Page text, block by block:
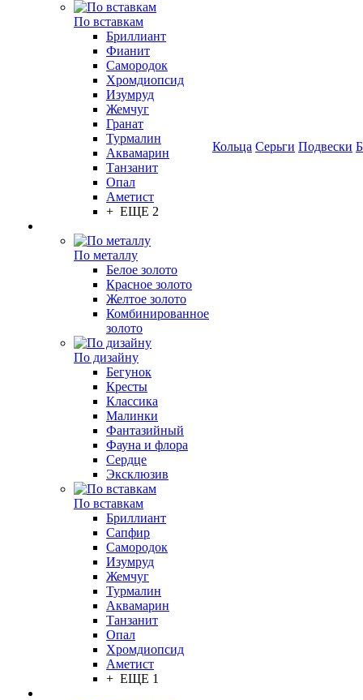
По вставкам
Бриллиант
Фианит
Самородок
Хромдиопсид
Изумруд
Жемчуг
Гранат
Турмалин
Аквамарин
Танзанит
Опал
Аметист
+ ЕЩЕ 2
По металлу
Белое золото
Красное золото
Желтое золото
Комбинированное
золото
По дизайну
Бегунок
Кресты
Классика
Малинки
Фантазийный
Фауна и флора
Сердце
Эксклюзив
По вставкам
Бриллиант
Сапфир
Самородок
Изумруд
Жемчуг
Турмалин
Аквамарин
Танзанит
Опал
Хромдиопсид
Аметист
+ ЕЩЕ 1
Кольца Серьги Подвески